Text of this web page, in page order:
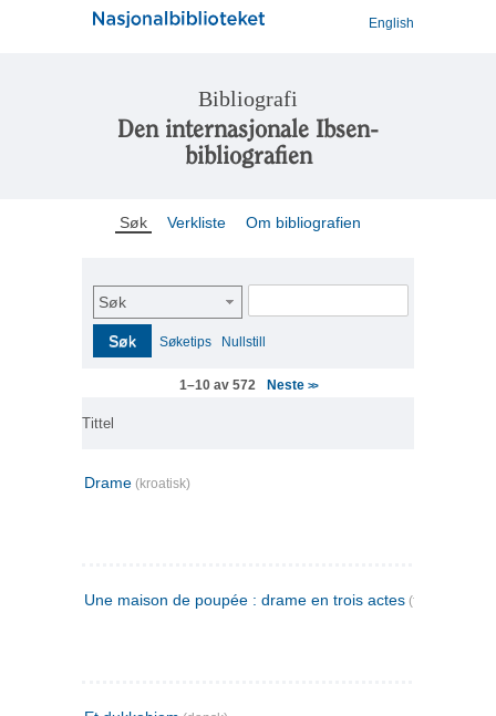
English
Bibliografi
Den internasjonale Ibsen-
bibliografien
Søk Verkliste Om bibliografien
Søk
Søk Søketips Nullstill
1–10 av 572 Neste >>
Tittel
Drame (kroatisk)
Une maison de poupée : drame en trois actes (fransk)